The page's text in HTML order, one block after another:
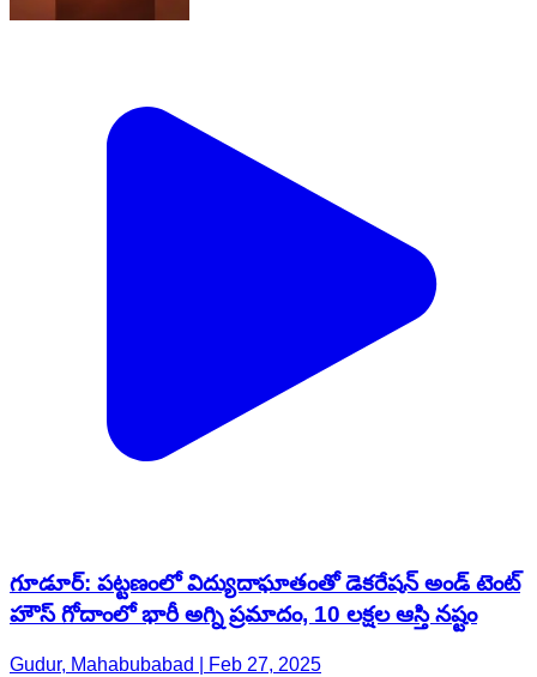
గూడూర్: పట్టణంలో విద్యుదాఘాతంతో డెకరేషన్ అండ్ టెంట్
హౌస్ గోదాంలో భారీ అగ్ని ప్రమాదం, 10 లక్షల ఆస్తి నష్టం
Gudur, Mahabubabad | Feb 27, 2025